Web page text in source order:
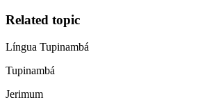
Related topic
Língua Tupinambá
Tupinambá
Jerimum